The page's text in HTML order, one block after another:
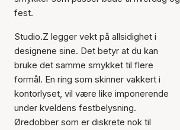
fest.
Studio.Z legger vekt på allsidighet i
designene sine. Det betyr at du kan
bruke det samme smykket til flere
formål. En ring som skinner vakkert i
kontorlyset, vil være like imponerende
under kveldens festbelysning.
Øredobber som er diskrete nok til